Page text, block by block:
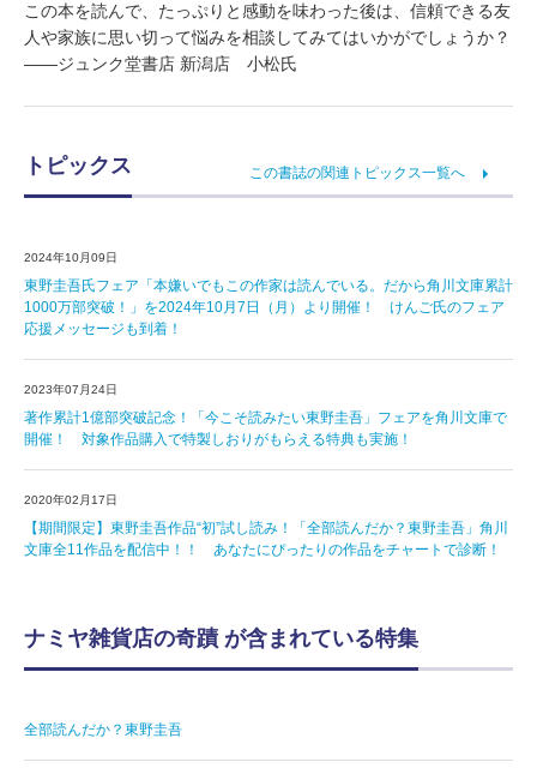
この本を読んで、たっぷりと感動を味わった後は、信頼できる友
人や家族に思い切って悩みを相談してみてはいかがでしょうか？
——ジュンク堂書店 新潟店 小松氏
トピックス この書誌の関連トピックス一覧へ
2024年10月09日
東野圭吾氏フェア「本嫌いでもこの作家は読んでいる。だから角川文庫累計
1000万部突破！」を2024年10月7日（月）より開催！ けんご氏のフェア
応援メッセージも到着！
2023年07月24日
著作累計1億部突破記念！「今こそ読みたい東野圭吾」フェアを角川文庫で
開催！ 対象作品購入で特製しおりがもらえる特典も実施！
2020年02月17日
【期間限定】東野圭吾作品“初”試し読み！「全部読んだか？東野圭吾」角川
文庫全11作品を配信中！！ あなたにぴったりの作品をチャートで診断！
ナミヤ雑貨店の奇蹟 が含まれている特集
全部読んだか？東野圭吾